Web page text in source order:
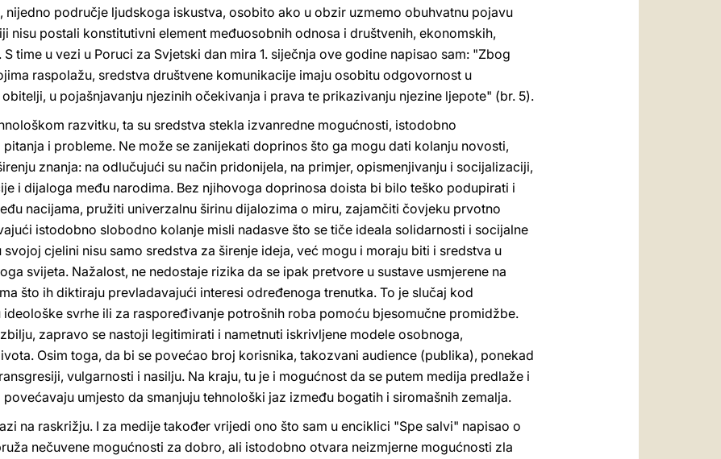
nijedno područje ljudskoga iskustva, osobito ako u obzir uzmemo obuhvatnu pojavu
nisu postali konstitutivni element međuosobnih odnosa i društvenih, ekonomskih,
time u vezi u Poruci za Svjetski dan mira 1. siječnja ove godine napisao sam: "Zbog
raspolažu, sredstva društvene komunikacije imaju osobitu odgovornost u
u pojašnjavanju njezinih očekivanja i prava te prikazivanju njezine ljepote" (br. 5).
razvitku, ta su sredstva stekla izvanredne mogućnosti, istodobno
i probleme. Ne može se zanijekati doprinos što ga mogu dati kolanju novosti,
znanja: na odlučujući su način pridonijela, na primjer, opismenjivanju i socijalizaciji,
i dijaloga među narodima. Bez njihovoga doprinosa doista bi bilo teško podupirati i
nacijama, pružiti univerzalnu širinu dijalozima o miru, zajamčiti čovjeku prvotno
istodobno slobodno kolanje misli nadasve što se tiče ideala solidarnosti i socijalne
cjelini nisu samo sredstva za širenje ideja, već mogu i moraju biti i sredstva u
svijeta. Nažalost, ne nedostaje rizika da se ipak pretvore u sustave usmjerene na
što ih diktiraju prevladavajući interesi određenoga trenutka. To je slučaj kod
svrhe ili za raspoređivanje potrošnih roba pomoću bjesomučne promidžbe.
zapravo se nastoji legitimirati i nametnuti iskrivljene modele osobnoga,
Osim toga, da bi se povećao broj korisnika, takozvani audience (publika), ponekad
vulgarnosti i nasilju. Na kraju, tu je i mogućnost da se putem medija predlaže i
umjesto da smanjuju tehnološki jaz između bogatih i siromašnih zemalja.
na raskrižju. I za medije također vrijedi ono što sam u enciklici "Spe salvi" napisao o
nečuvene mogućnosti za dobro, ali istodobno otvara neizmjerne mogućnosti zla